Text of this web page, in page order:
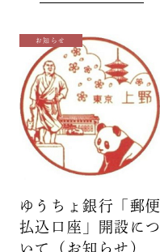
お知らせ
ゆうちょ銀行「郵便
払込口座」開設につ
いて（お知らせ）